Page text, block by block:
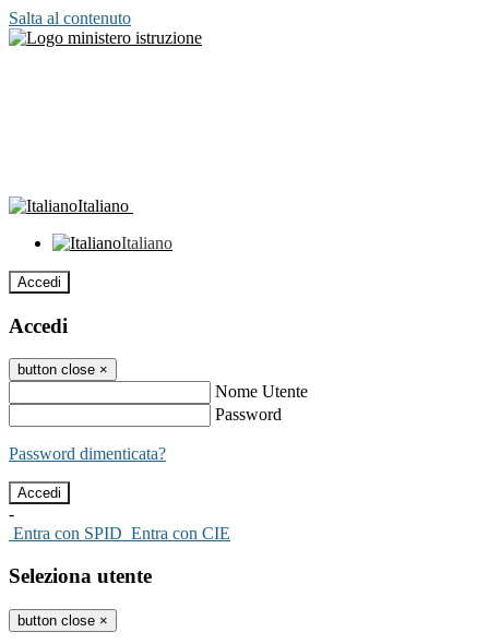
Salta al contenuto
Italiano
Italiano
Accedi
Accedi
button close ×
Nome Utente
Password
Password dimenticata?
-
Entra con SPID Entra con CIE
Seleziona utente
button close ×